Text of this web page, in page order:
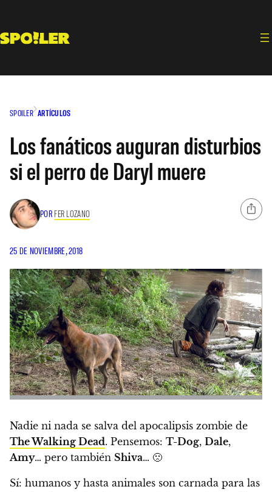
contenido
SPOILER ARTÍCULOS
Los fanáticos auguran disturbios
si el perro de Daryl muere
POR FER LOZANO
25 DE NOVIEMBRE, 2018
Nadie ni nada se salva del apocalipsis zombie de
The Walking Dead. Pensemos: T-Dog, Dale,
Amy… pero también Shiva… 🙁
Sí: humanos y hasta animales son carnada para las